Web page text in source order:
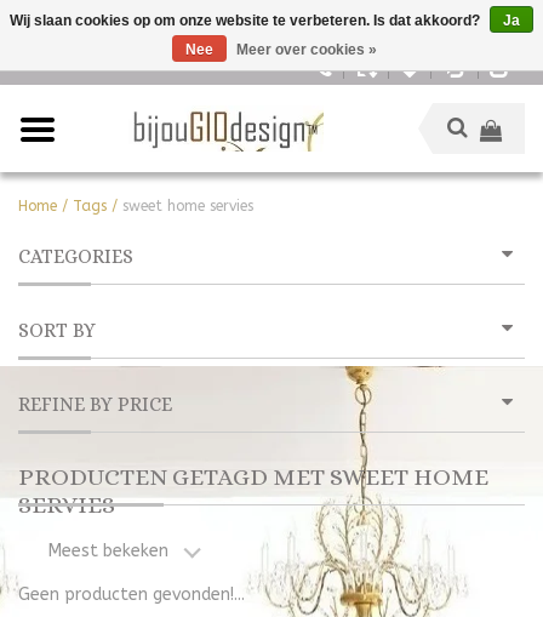
Home / Tags / sweet home servies
CATEGORIES
SORT BY
REFINE BY PRICE
PRODUCTEN GETAGD MET SWEET HOME
SERVIES
Meest bekeken
Geen producten gevonden!...
Wij slaan cookies op om onze website te verbeteren. Is dat akkoord?
Ja
Nee
Meer over cookies »